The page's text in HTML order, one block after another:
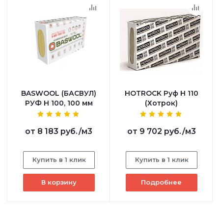
BASWOOL (БАСВУЛ)
РУФ Н 100, 100 мм
от 8 183 руб./м3
Купить в 1 клик
В корзину
HOTROCK Руф Н 110
(Хотрок)
от 9 702 руб./м3
Купить в 1 клик
Подробнее